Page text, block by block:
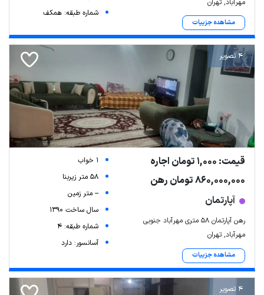
مشاهده جزییات
شماره طبقه: همکف
4 تصویر
قیمت: 1,000 تومان اجاره
860,000,000 تومان رهن
آپارتمان
رهن آپارتمان 58 متری مهرآباد جنوبی
مهرآباد, تهران
مشاهده جزییات
1 خواب
58 متر زیربنا
-- متر زمین
سال ساخت 1390
شماره طبقه: 4
آسانسور: دارد
4 تصویر